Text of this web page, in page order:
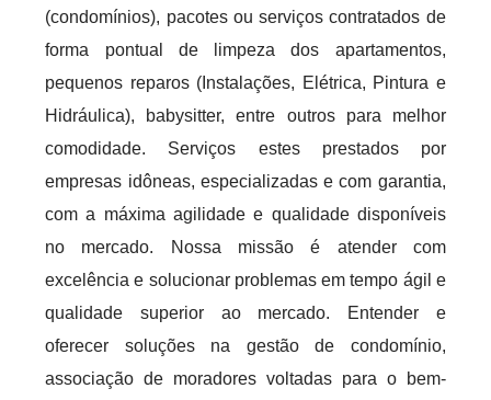
(condomínios), pacotes ou serviços contratados de
forma pontual de limpeza dos apartamentos,
pequenos reparos (Instalações, Elétrica, Pintura e
Hidráulica), babysitter, entre outros para melhor
comodidade. Serviços estes prestados por
empresas idôneas, especializadas e com garantia,
com a máxima agilidade e qualidade disponíveis
no mercado. Nossa missão é atender com
excelência e solucionar problemas em tempo ágil e
qualidade superior ao mercado. Entender e
oferecer soluções na gestão de condomínio,
associação de moradores voltadas para o bem-